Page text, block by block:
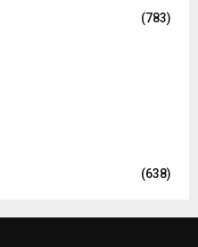
(783)
(638)